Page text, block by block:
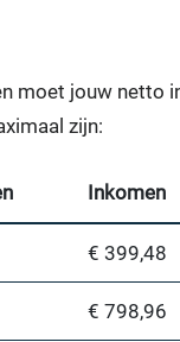
moet jouw netto
zijn:
Inkomen
€ 399,48
€ 798,96